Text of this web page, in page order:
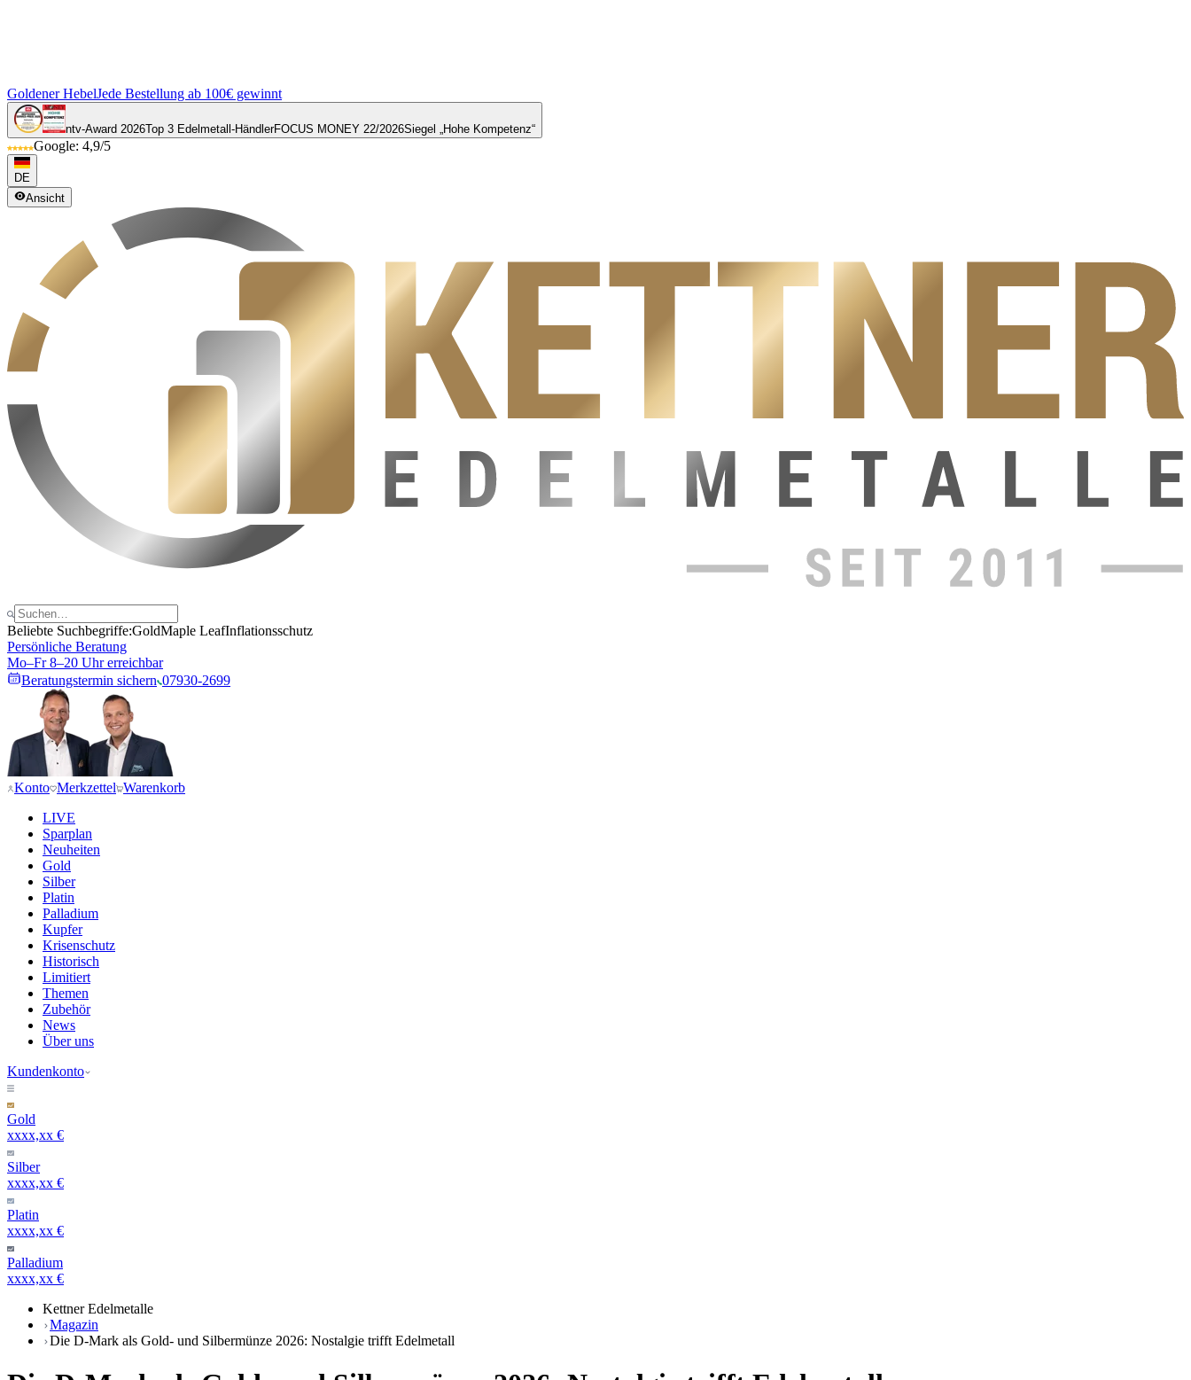
Goldener HebelJede Bestellung ab 100€ gewinnt
ntv-Award 2026Top 3 Edelmetall-HändlerFOCUS MONEY 22/2026Siegel „Hohe Kompetenz“
Google: 4,9/5
DE
Ansicht
Beliebte Suchbegriffe:GoldMaple LeafInflationsschutz
Persönliche Beratung
Mo–Fr 8–20 Uhr erreichbar
Beratungstermin sichern 07930-2699
Konto Merkzettel Warenkorb
LIVE
Sparplan
Neuheiten
Gold
Silber
Platin
Palladium
Kupfer
Krisenschutz
Historisch
Limitiert
Themen
Zubehör
News
Über uns
Kundenkonto
Gold
xxxx,xx €
Silber
xxxx,xx €
Platin
xxxx,xx €
Palladium
xxxx,xx €
Kettner Edelmetalle
Magazin
Die D-Mark als Gold- und Silbermünze 2026: Nostalgie trifft Edelmetall